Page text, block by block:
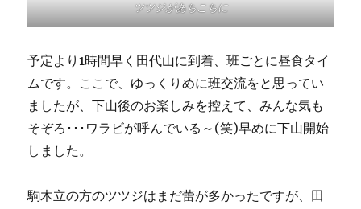
ツツジがあちこちに
予定より1時間早く田代山に到着、班ごとに昼食タイ
ムです。ここで、ゆっくりめに班交流をと思ってい
ましたが、下山後のお楽しみを控えて、みんな気も
そぞろ･･･ワラビが呼んでいる～(笑)早めに下山開始
しました。
駒木立の方のツツジはまだ蕾が多かったですが、田